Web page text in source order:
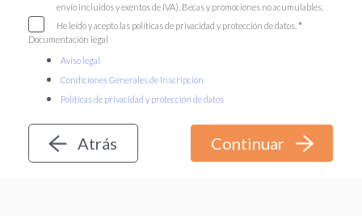
envío incluidos y exentos de IVA). Becas y promociones no acumulables.
He leído y acepto las políticas de privacidad y protección de datos.
Documentación legal
Aviso legal
Condiciones Generales de Inscripción
Políticas de privacidad y protección de datos
Atrás